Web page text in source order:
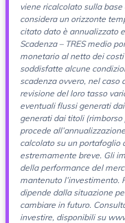
viene ricalcolato sulla
considera un orizzonte
citato dato è annualizzato
Scadenza – TRES medio
monetario al netto dei
soddisfatte alcune
scadenza ovvero, nel caso
revisione del loro tasso
eventuali flussi generati
generati dai titoli (rimborso
procede
calcolato su un portafoglio
estremamente breve. Gli
della performance del
mantenuto l’investimento.
dipende dalla situazione
cambiare in futuro.
investire, disponibili su